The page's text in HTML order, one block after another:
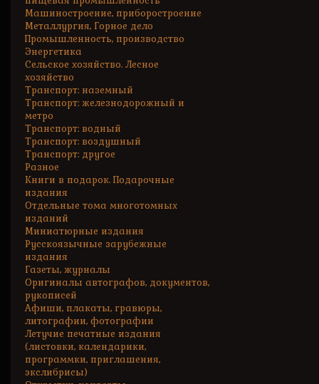
Машиностроение, приборостроение
Металлургия, Горное дело
Промышленность, производство
Энергетика
Сельское хозяйство. Лесное
хозяйство
Транспорт: наземный
Транспорт: железнодорожный и
метро
Транспорт: водный
Транспорт: воздушный
Транспорт: другое
Разное
Книги в подарок. Подарочные
издания
Отдельные тома многотомных
изданий
Миниатюрные издания
Русскоязычные зарубежные
издания
Газеты, журналы
Оригиналы автографов, документов,
рукописей
Афиши, плакаты, гравюры,
литографии, фотографии
Летучие печатные издания
(листовки, календарики,
программки, приглашения,
экслибрисы)